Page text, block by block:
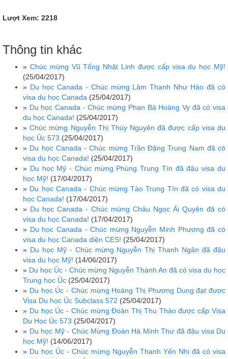
Lượt Xem: 2218
Thông tin khác
» Chúc mừng Vũ Tống Nhật Linh được cấp visa du học Mỹ!
(25/04/2017)
» Du học Canada - Chúc mừng Lâm Thanh Như Hảo đã có
visa du học Canada (25/04/2017)
» Du học Canada - Chúc mừng Phan Bá Hoàng Vy đã có visa
du học Canada! (25/04/2017)
»Chúc mừng Nguyễn Thị Thùy Nguyên đã được cấp visa du
học Úc 573 (25/04/2017)
» Du học Canada - Chúc mừng Trần Đặng Trung Nam đã có
visa du học Canada! (25/04/2017)
» Du học Mỹ - Chúc mừng Phùng Trung Tín đã đậu visa du
học Mỹ! (17/04/2017)
» Du học Canada - Chúc mừng Tào Trung Tín đã có visa du
học Canada! (17/04/2017)
» Du học Canada - Chúc mừng Châu Ngọc Ái Quyên đã có
visa du học Canada! (17/04/2017)
» Du học Canada - Chúc mừng Nguyễn Minh Phương đã có
visa du học Canada diện CES! (25/04/2017)
» Du học Mỹ - Chúc mừng Nguyễn Thị Thanh Ngân đã đậu
visa du học Mỹ! (14/06/2017)
» Du học Úc - Chúc mừng Nguyễn Thành An đã có visa du học
Trung học Úc (25/04/2017)
» Du học Úc - Chúc mừng Hoàng Thị Phương Dung đạt được
Visa Du học Úc Subclass 572 (25/04/2017)
» Du học Úc - Chúc mừng Đoàn Thị Thu Thảo được cấp Visa
Du Học Úc 573 (25/04/2017)
» Du học Mỹ - Chúc Mừng Đoàn Hà Minh Thư đã đậu visa Du
học Mỹ! (14/06/2017)
» Du học Úc - Chúc mừng Nguyễn Thanh Yến Nhi đã có visa